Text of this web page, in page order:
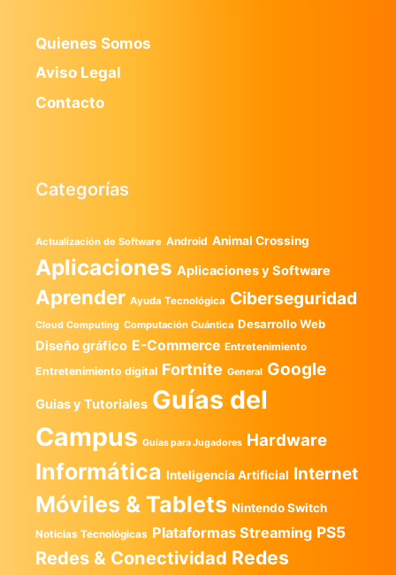
Quienes Somos
Aviso Legal
Contacto
Categorías
Actualización de Software Android Animal Crossing
Aplicaciones Aplicaciones y Software
Aprender Ayuda Tecnológica Ciberseguridad
Cloud Computing Computación Cuántica Desarrollo Web
Diseño gráfico E-Commerce Entretenimiento
Entretenimiento digital Fortnite General Google
Guias y Tutoriales Guías del
Campus Guías para Jugadores Hardware
Informática Inteligencia Artificial Internet
Móviles & Tablets Nintendo Switch
Noticias Tecnológicas Plataformas Streaming PS5
Redes & Conectividad Redes